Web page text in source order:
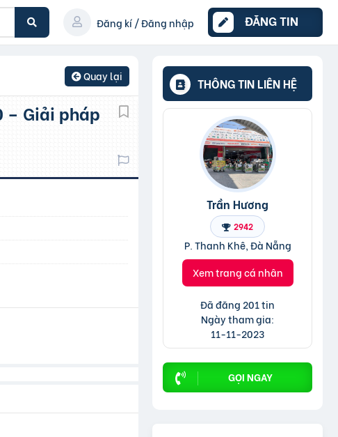
Đăng kí / Đăng nhập ĐĂNG TIN
Quay lại THÔNG TIN LIÊN HỆ
Trần Hương
2942
P. Thanh Khê, Đà Nẵng
Xem trang cá nhân
Đã đăng 201 tin
Ngày tham gia:
11-11-2023
GỌI NGAY